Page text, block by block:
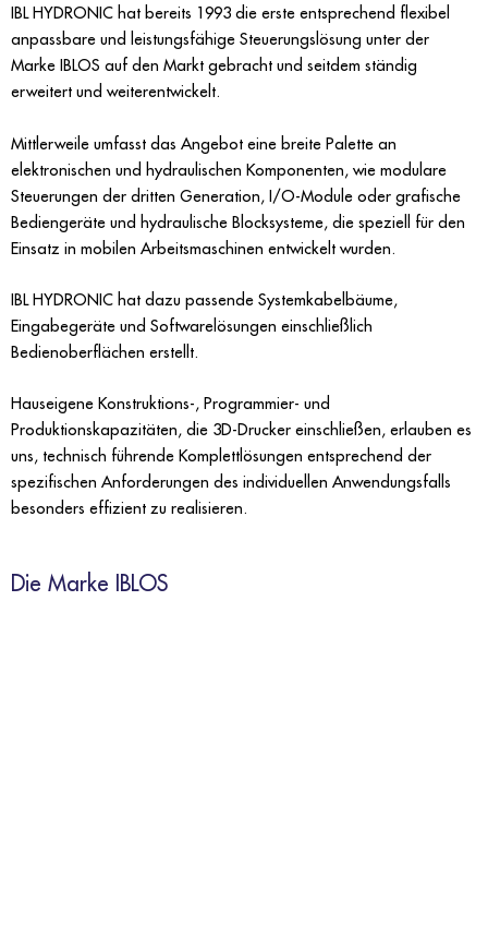
IBL HYDRONIC hat bereits 1993 die erste entsprechend flexibel
anpassbare und leistungsfähige Steuerungslösung unter der
Marke IBLOS auf den Markt gebracht und seitdem ständig
erweitert und weiterentwickelt.
Mittlerweile umfasst das Angebot eine breite Palette an
elektronischen und hydraulischen Komponenten, wie modulare
Steuerungen der dritten Generation, I/O-Module oder grafische
Bediengeräte und hydraulische Blocksysteme, die speziell für den
Einsatz in mobilen Arbeitsmaschinen entwickelt wurden.
IBL HYDRONIC hat dazu passende Systemkabelbäume,
Eingabegeräte und Softwarelösungen einschließlich
Bedienoberflächen erstellt.
Hauseigene Konstruktions-, Programmier- und
Produktionskapazitäten, die 3D-Drucker einschließen, erlauben es
uns, technisch führende Komplettlösungen entsprechend der
spezifischen Anforderungen des individuellen Anwendungsfalls
besonders effizient zu realisieren.
Die Marke IBLOS